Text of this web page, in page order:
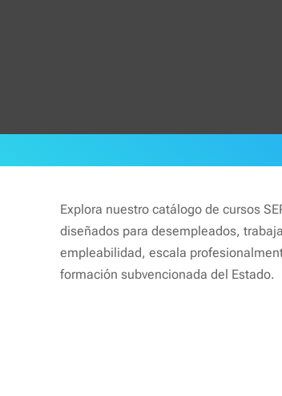
Explora nuestro catálogo de cursos
diseñados para desempleados,
empleabilidad, escala
formación subvencionada del Estado.